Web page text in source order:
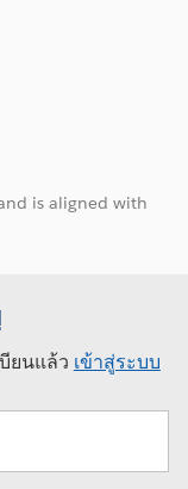
is aligned with
ยนแล้ว เข้าสู่ระบบ